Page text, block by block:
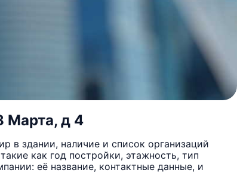
Марта, д 4
в здании, наличие и список организаций
как год постройки, этажность, тип
её название, контактные данные, и